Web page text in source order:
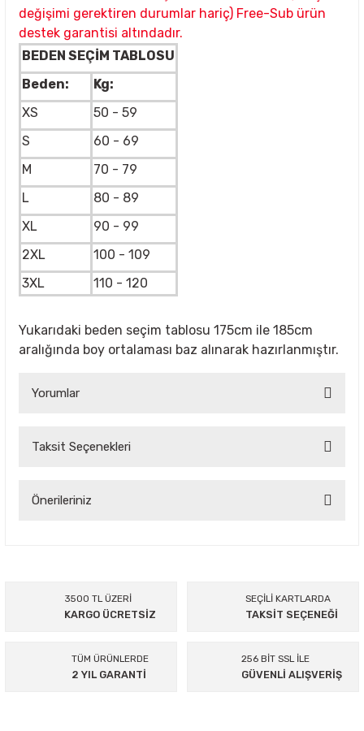
değişimi gerektiren durumlar hariç) Free-Sub ürün
destek garantisi altındadır.
BEDEN SEÇİM TABLOSU
Beden:
Kg:
XS
50 - 59
S
60 - 69
M
70 - 79
L
80 - 89
XL
90 - 99
2XL
100 - 109
3XL
110 - 120
Yukarıdaki beden seçim tablosu 175cm ile 185cm
aralığında boy ortalaması baz alınarak hazırlanmıştır.
Yorumlar
Bu ürüne ilk yorumu siz yapın!
Taksit Seçenekleri
Önerileriniz
Ürün resmi kalitesiz, bozuk veya görüntülenemiyor.
Ürün bilgilerinde hatalar bulunuyor.
3500 TL ÜZERİ
KARGO ÜCRETSİZ
SEÇİLİ KARTLARDA
TAKSİT SEÇENEĞİ
TÜM ÜRÜNLERDE
2 YIL GARANTİ
256 BİT SSL İLE
GÜVENLİ ALIŞVERİŞ